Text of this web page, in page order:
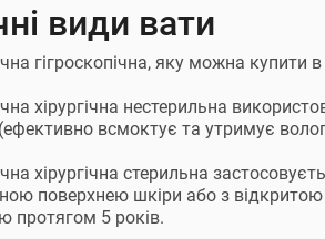
види вати
гігроскопічна, яку можна купити
хірургічна нестерильна
всмоктує та утримує
хірургічна стерильна
поверхнею шкіри або з
протягом 5 років.